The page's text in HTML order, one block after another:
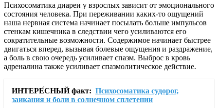
Психосоматика диареи у взрослых зависит от эмоционального
состояния человека. При переживании каких-то ощущений
наша нервная система начинает посылать больше импульсов
стенкам кишечника в следствии чего усиливаются его
сократительные возможности. Содержимое начинает быстрее
двигаться вперед, вызывая болевые ощущения и раздражение,
а боль в свою очередь усиливает спазм. Выброс в кровь
адреналина также усиливает спазмолитическое действие.
ИНТЕРЕ́СНЫЙ факт: Психосоматика судорог,
заикания и боли в солнечном сплетении